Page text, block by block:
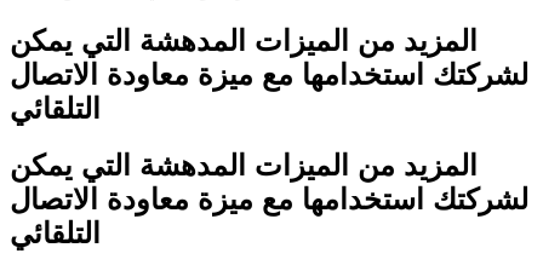
المزيد من الميزات المدهشة التي يمكن
لشركتك استخدامها مع ميزة معاودة الاتصال
التلقائي
المزيد من الميزات المدهشة التي يمكن
لشركتك استخدامها مع ميزة معاودة الاتصال
التلقائي